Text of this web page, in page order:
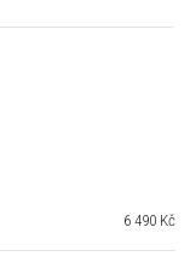
6 490 Kč